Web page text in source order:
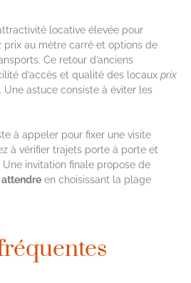
locative élevée pour
prix au mètre carré et options de
Ce retour d’anciens
d’accès et qualité des locaux prix
. Une astuce consiste à éviter les
à appeler pour fixer une visite
à vérifier trajets porte à porte et
invitation finale propose de
attendre en choisissant la plage